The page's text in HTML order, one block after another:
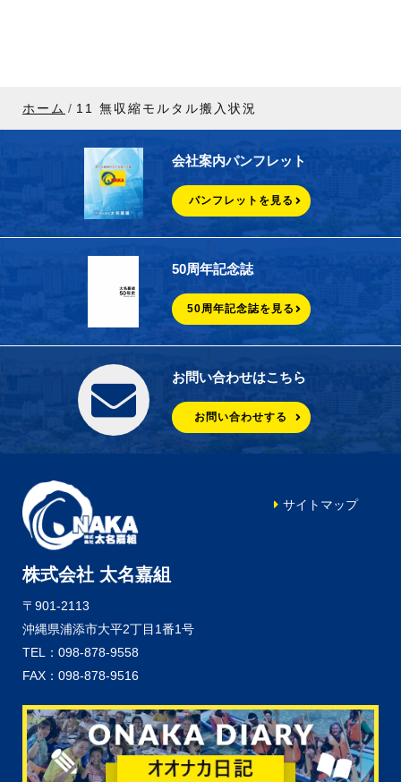
ホーム 11 無収縮モルタル搬入状況
会社案内パンフレット
パンフレットを見る
50周年記念誌
50周年記念誌を見る
お問い合わせはこちら
お問い合わせする
株式会社 太名嘉組
〒901-2113
沖縄県浦添市大平2丁目1番1号
TEL：098-878-9558
FAX：098-878-9516
サイトマップ